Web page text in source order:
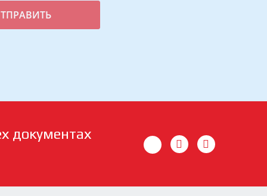
документах